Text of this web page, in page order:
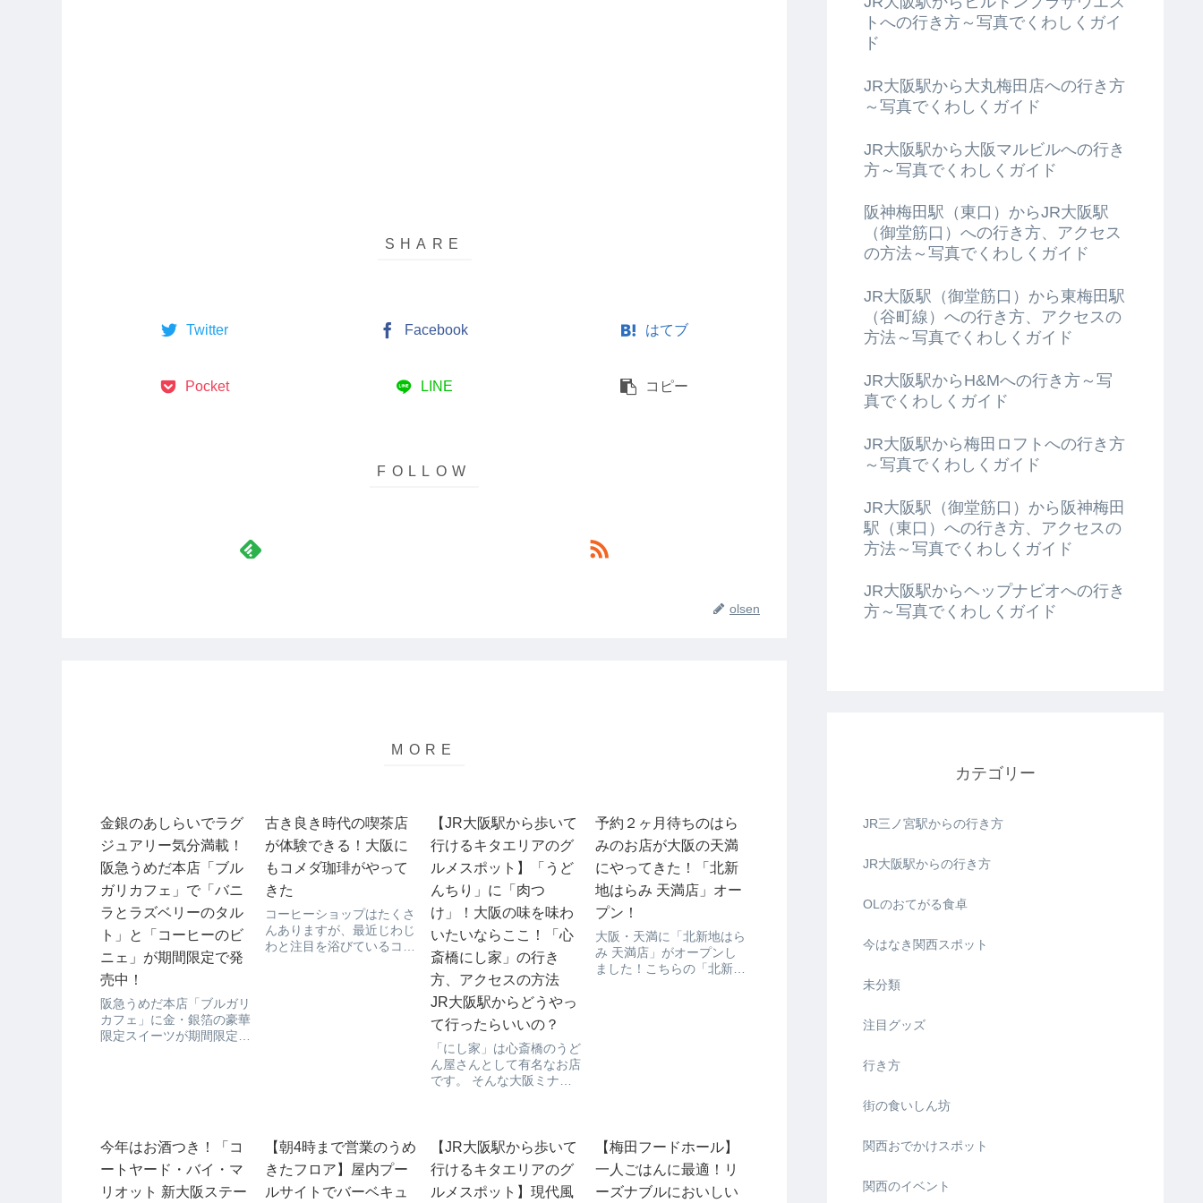
Twitter Facebook はてブ
Pocket LINE コピー
olsen
金銀のあしらいでラグ
ジュアリー気分満載！
阪急うめだ本店「ブル
ガリカフェ」で「バニ
ラとラズベリーのタル
ト」と「コーヒーのビ
ニェ」が期間限定で発
売中！
阪急うめだ本店「ブルガリ
カフェ」に金・銀箔の豪華
限定スイーツが期間限定で
ーツは、もうそれだけで
ラ...
古き良き時代の喫茶店
が体験できる！大阪に
もコメダ珈琲がやって
きた
コーヒーショップはたくさ
んありますが、最近じわじ
わと注目を浴びているコメ
【JR大阪駅から歩いて
行けるキタエリアのグ
ルメスポット】「うど
んちり」に「肉つ
け」！大阪の味を味わ
いたいならここ！「心
斎橋にし家」の行き
方、アクセスの方法
JR大阪駅からどうやっ
て行ったらいいの？
「にし家」は心斎橋のうど
ん屋さんとして有名なお店
です。 そんな大阪ミナミ
がおいしいのはもちろんの
こと、天ぷらも常時40種の
品揃えでいつでも熱々がい
ただけます。 ...
予約２ヶ月待ちのはら
みのお店が大阪の天満
にやってきた！「北新
地はらみ 天満店」オー
プン！
大阪・天満に「北新地はら
み 天満店」がオープンし
ました！こちらの「北新地
今年はお酒つき！「コ
ートヤード・バイ・マ
リオット 新大阪ステー
【朝4時まで営業のうめ
きたフロア】屋内プー
ルサイトでバーベキュ
【JR大阪駅から歩いて
行けるキタエリアのグ
ルメスポット】現代風
【梅田フードホール】
一人ごはんに最適！リ
ーズナブルにおいしい
トへの行き方～写真でくわしくガイ
ド
JR大阪駅から大丸梅田店への行き方
～写真でくわしくガイド
JR大阪駅から大阪マルビルへの行き
方～写真でくわしくガイド
阪神梅田駅（東口）からJR大阪駅
（御堂筋口）への行き方、アクセス
の方法～写真でくわしくガイド
JR大阪駅（御堂筋口）から東梅田駅
（谷町線）への行き方、アクセスの
方法～写真でくわしくガイド
JR大阪駅からH&Mへの行き方～写
真でくわしくガイド
JR大阪駅から梅田ロフトへの行き方
～写真でくわしくガイド
JR大阪駅（御堂筋口）から阪神梅田
駅（東口）への行き方、アクセスの
方法～写真でくわしくガイド
JR大阪駅からヘップナビオへの行き
方～写真でくわしくガイド
カテゴリー
JR三ノ宮駅からの行き方
JR大阪駅からの行き方
OLのおてがる食卓
今はなき関西スポット
未分類
注目グッズ
行き方
街の食いしん坊
関西おでかけスポット
関西のイベント